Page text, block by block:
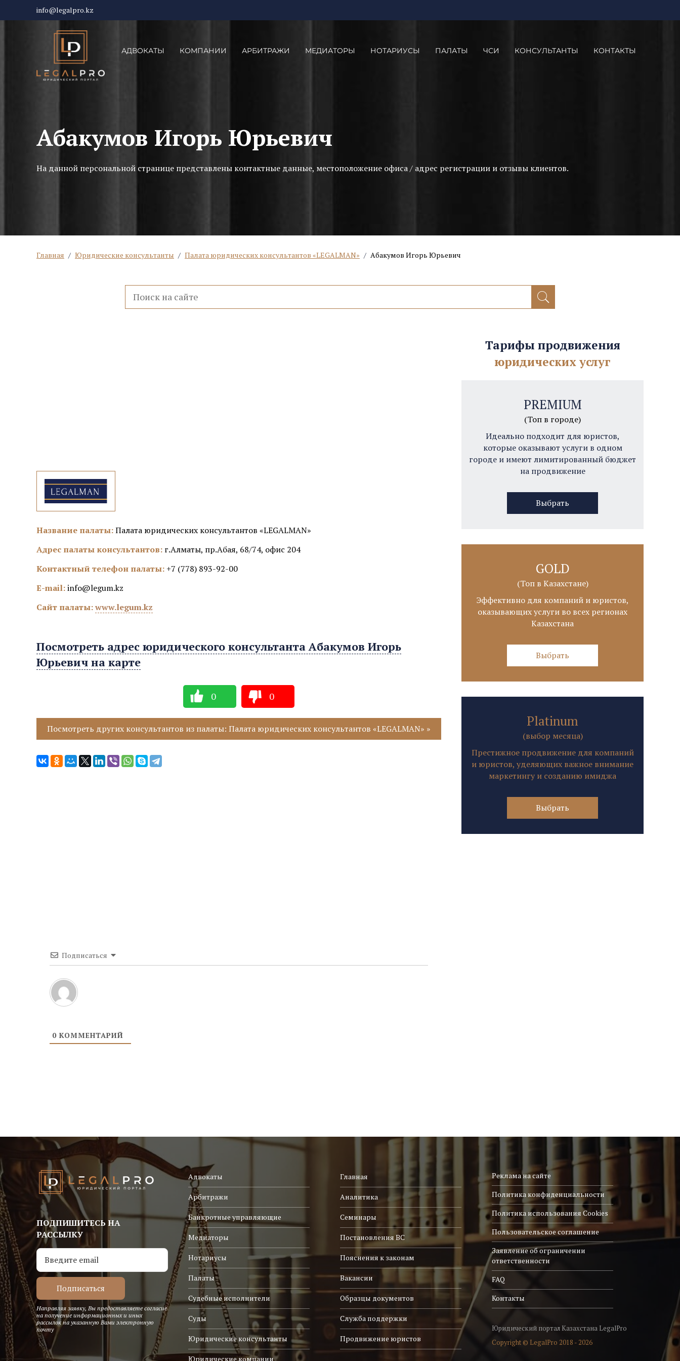
info@legalpro.kz
АДВОКАТЫ КОМПАНИИ АРБИТРАЖИ МЕДИАТОРЫ НОТАРИУСЫ ПАЛАТЫ ЧСИ КОНСУЛЬТАНТЫ КОНТАКТЫ
Абакумов Игорь Юрьевич
На данной персональной странице представлены контактные данные, местоположение офиса / адрес регистрации и отзывы клиентов.
Главная / Юридические консультанты / Палата юридических консультантов «LEGALMAN» / Абакумов Игорь Юрьевич
Название палаты:Палата юридических консультантов «LEGALMAN»
Адрес палаты консультантов: г.Алматы, пр.Абая, 68/74, офис 204
Контактный телефон палаты: +7 (778) 893-92-00
E-mail:info@legum.kz
Сайт палаты:www.legum.kz
Посмотреть адрес юридического консультанта Абакумов Игорь
Юрьевич на карте
0 0
Посмотреть других консультантов из палаты: Палата юридических консультантов «LEGALMAN» »
Подписаться
0 КОММЕНТАРИЙ
Тарифы продвижения
юридических услуг
PREMIUM
(Топ в городе)
Идеально подходит для юристов,
которые оказывают услуги в одном
городе и имеют лимитированный бюджет
на продвижение
Выбрать
GOLD
(Топ в Казахстане)
Эффективно для компаний и юристов,
оказывающих услуги во всех регионах
Казахстана
Выбрать
Platinum
(выбор месяца)
Престижное продвижение для компаний
и юристов, уделяющих важное внимание
маркетингу и созданию имиджа
Выбрать
ПОДПИШИТЕСЬ НА
РАССЫЛКУ
Направляя заявку, Вы предоставляете согласие
на получение информационных и иных
рассылок на указанную Вами электронную
почту
Адвокаты
Арбитражи
Банкротные управляющие
Медиаторы
Нотариусы
Палаты
Судебные исполнители
Суды
Юридические консультанты
Юридические компании
Главная
Аналитика
Семинары
Постановления ВС
Пояснения к законам
Вакансии
Образцы документов
Служба поддержки
Продвижение юристов
Реклама на сайте
Политика конфиденциальности
Политика использования Cookies
Пользовательское соглашение
Заявление об ограничении
ответственности
FAQ
Контакты
Юридический портал Казахстана LegalPro
Copyright © LegalPro 2018 - 2026